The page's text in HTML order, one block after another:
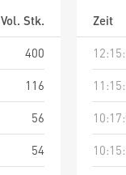
Vol. Stk.
400
116
56
54
Zeit